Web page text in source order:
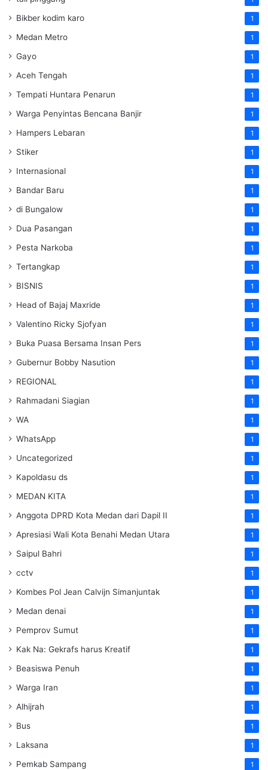
Bikber kodim karo 1
Medan Metro 1
Gayo 1
Aceh Tengah 1
Tempati Huntara Penarun 1
Warga Penyintas Bencana Banjir 1
Hampers Lebaran 1
Stiker 1
Internasional 1
Bandar Baru 1
di Bungalow 1
Dua Pasangan 1
Pesta Narkoba 1
Tertangkap 1
BISNIS 1
Head of Bajaj Maxride 1
Valentino Ricky Sjofyan 1
Buka Puasa Bersama Insan Pers 1
Gubernur Bobby Nasution 1
REGIONAL 1
Rahmadani Siagian 1
WA 1
WhatsApp 1
Uncategorized 1
Kapoldasu ds 1
MEDAN KITA 1
Anggota DPRD Kota Medan dari Dapil II 1
Apresiasi Wali Kota Benahi Medan Utara 1
Saipul Bahri 1
cctv 1
Kombes Pol Jean Calvijn Simanjuntak 1
Medan denai 1
Pemprov Sumut 1
Kak Na: Gekrafs harus Kreatif 1
Beasiswa Penuh 1
Warga Iran 1
Alhijrah 1
Bus 1
Laksana 1
Pemkab Sampang 1